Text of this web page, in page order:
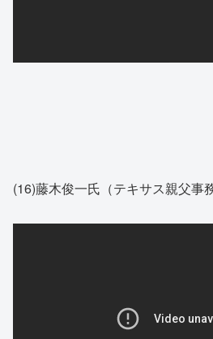
(16)藤木俊一氏（テキサス親父事